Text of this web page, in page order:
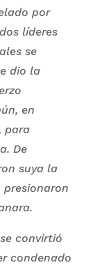
por
líderes
se
dio la
en
para
De
suya la
presionaron
convirtió
condenado